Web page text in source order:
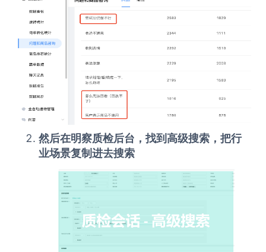
然后在明察质检后台，找到高级搜索，把行
业场景复制进去搜索